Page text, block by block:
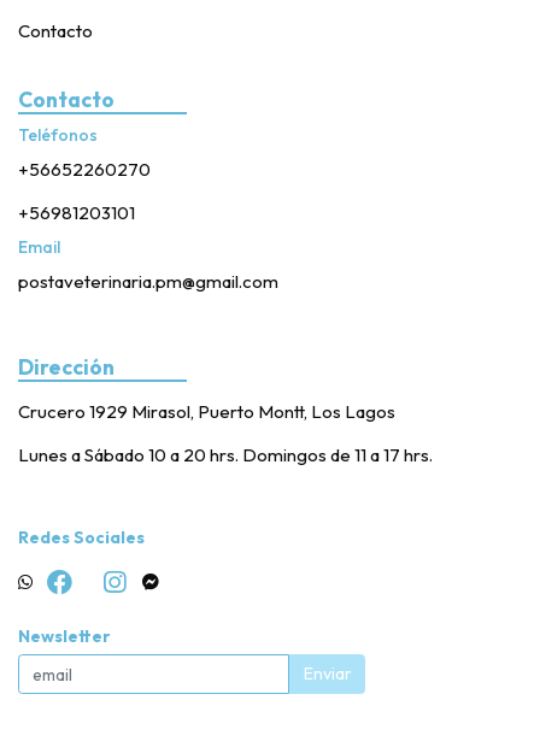
Contacto
Contacto
Teléfonos
+56652260270
+56981203101
Email
postaveterinaria.pm@gmail.com
Dirección
Crucero 1929 Mirasol, Puerto Montt, Los Lagos
Lunes a Sábado 10 a 20 hrs. Domingos de 11 a 17 hrs.
Redes Sociales
Newsletter
Enviar